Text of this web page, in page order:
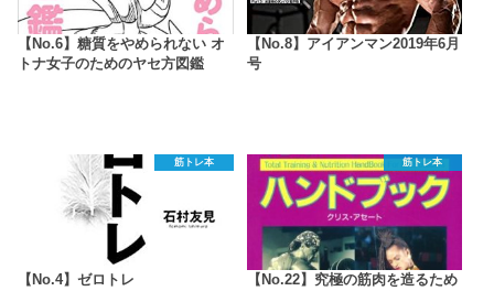
【No.6】糖質をやめられない オ
トナ女子のためのヤセ方図鑑
【No.8】アイアンマン2019年6月
号
筋トレ本
【No.4】ゼロトレ
筋トレ本
【No.22】究極の筋肉を造るため